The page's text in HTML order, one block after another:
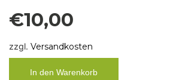
€10,00
zzgl. Versandkosten
In den Warenkorb